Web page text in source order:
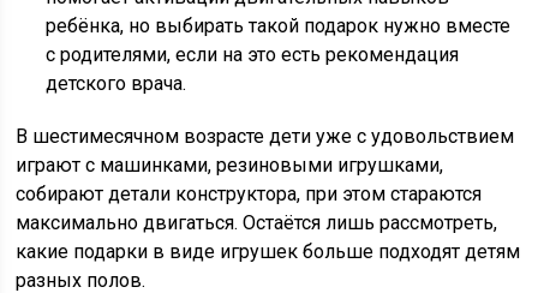
ребёнка, но выбирать такой подарок нужно вместе
с родителями, если на это есть рекомендация
детского врача.
В шестимесячном возрасте дети уже с удовольствием
играют с машинками, резиновыми игрушками,
собирают детали конструктора, при этом стараются
максимально двигаться. Остаётся лишь рассмотреть,
какие подарки в виде игрушек больше подходят детям
разных полов.